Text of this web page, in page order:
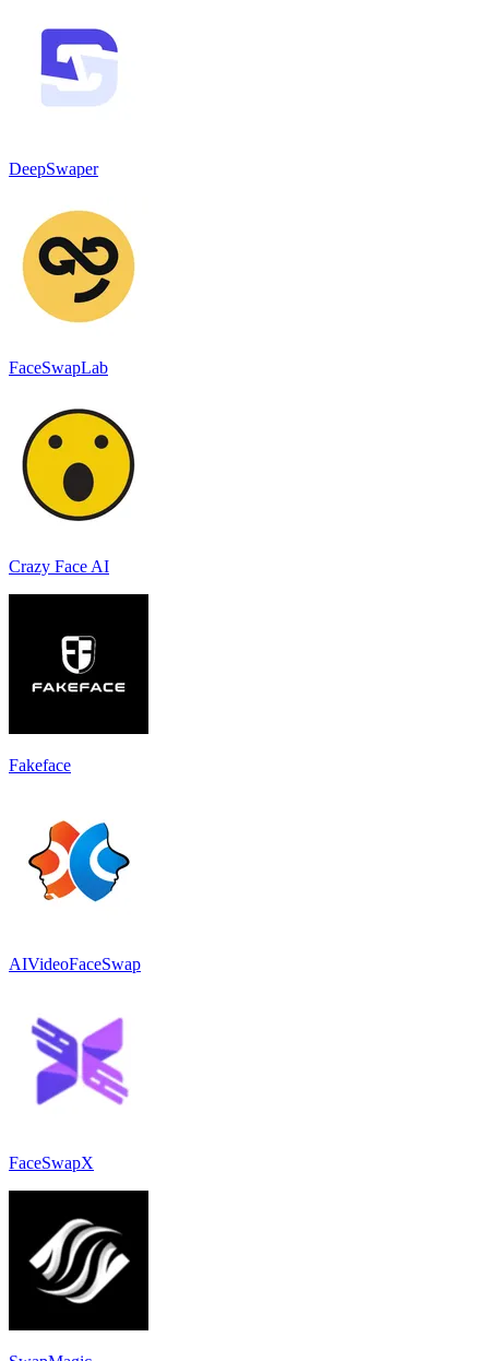
DeepSwaper
FaceSwapLab
Crazy Face AI
Fakeface
AIVideoFaceSwap
FaceSwapX